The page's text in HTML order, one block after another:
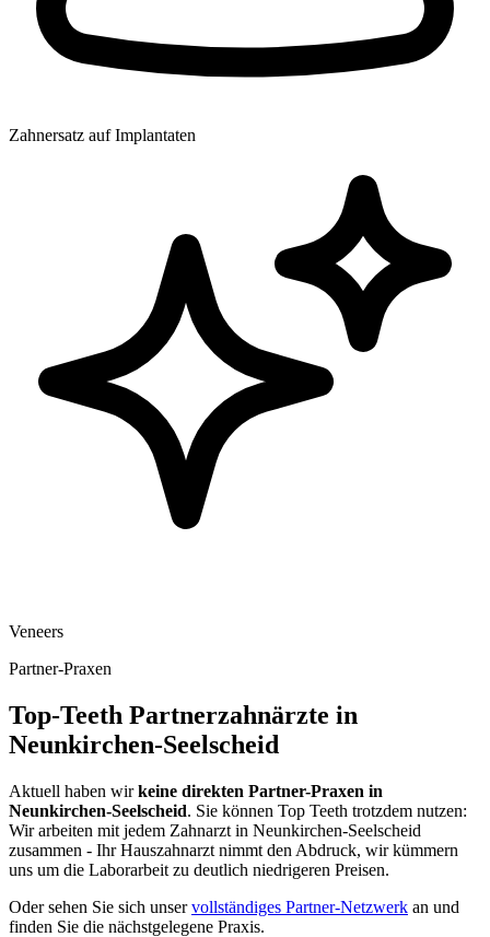
Zahnersatz auf Implantaten
Veneers
Partner-Praxen
Top-Teeth Partnerzahnärzte in
Neunkirchen-Seelscheid
Aktuell haben wirkeine direkten Partner-Praxen in
Neunkirchen-Seelscheid. Sie können Top Teeth trotzdem nutzen:
Wir arbeiten mit jedem Zahnarzt in Neunkirchen-Seelscheid
zusammen - Ihr Hauszahnarzt nimmt den Abdruck, wir kümmern
uns um die Laborarbeit zu deutlich niedrigeren Preisen.
Oder sehen Sie sich unservollständiges Partner-Netzwerk an und
finden Sie die nächstgelegene Praxis.